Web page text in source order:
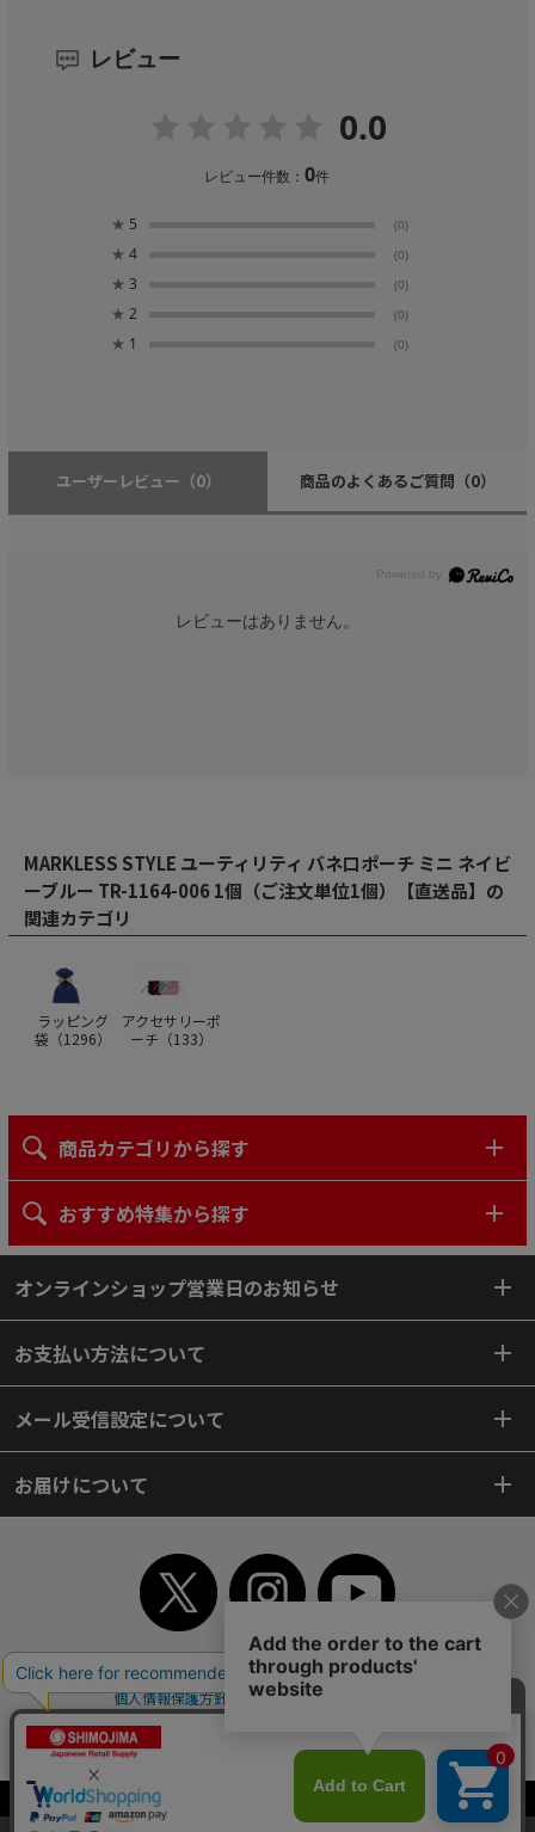
当サイトはクッキー（Cookie）を使用しています。Cookieの使用に同意いた
レビュー
0.0
レビュー件数：0件
★ 5 (0)
★ 4 (0)
★ 3 (0)
★ 2 (0)
★ 1 (0)
ユーザーレビュー （0） 商品のよくあるご質問 （0）
レビューはありません。
MARKLESS STYLE ユーティリティ バネ口ポーチ ミニ ネイビ
ーブルー TR-1164-006 1個（ご注文単位1個）【直送品】の
関連カテゴリ
ラッピング
袋（1296）
アクセサリーポ
ーチ（133）
商品カテゴリから探す
おすすめ特集から探す
オンラインショップ営業日のお知らせ
お支払い方法について
メール受信設定について
お届けについて
TOP 初めてご利用のお客様へ ご利用案内
ご利用規約
個人情報保護方針
特定商取引法
よくあるご質問
サイトマップ
WEBカタログ 英語版TOP
Copyright© 2018 SHIMOJIMA Co.,Ltd. All Rights Reserved.